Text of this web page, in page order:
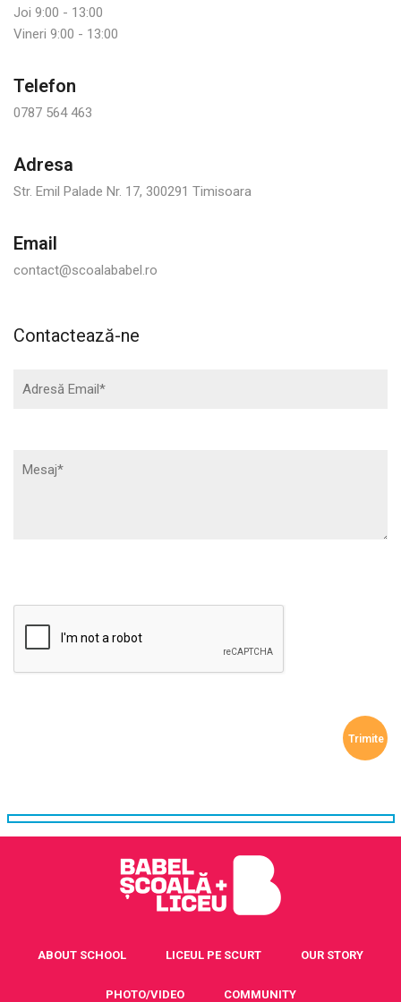
Joi 9:00 - 13:00
Vineri 9:00 - 13:00
Telefon
0787 564 463
Adresa
Str. Emil Palade Nr. 17, 300291 Timisoara
Email
contact@scoalababel.ro
Contactează-ne
ABOUT SCHOOL LICEUL PE SCURT OUR STORY
PHOTO/VIDEO COMMUNITY